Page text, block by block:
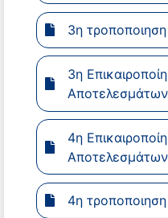
3η
3η
Αποτελεσμάτων
4η
Αποτελεσμάτων
4η